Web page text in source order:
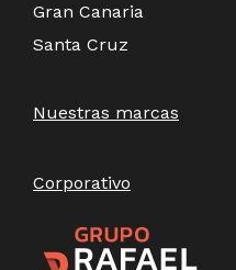
Gran Canaria
Santa Cruz
Nuestras marcas
Corporativo